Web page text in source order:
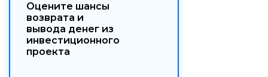
Оцените шансы
возврата и
вывода денег из
инвестиционного
проекта